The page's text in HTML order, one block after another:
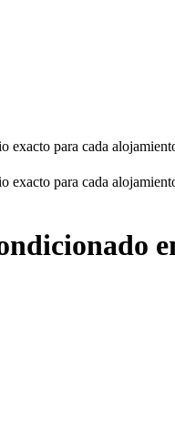
exacto para cada
exacto para cada